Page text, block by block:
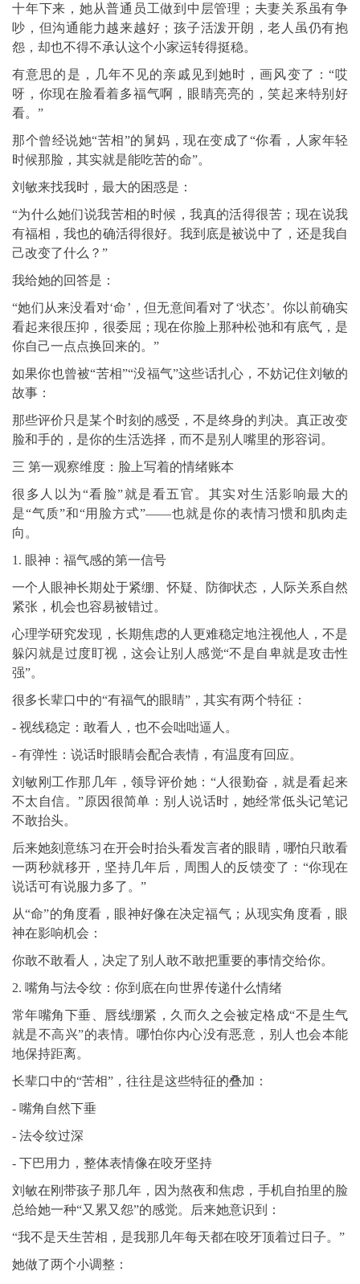
十年下来，她从普通员工做到中层管理；夫妻关系虽有争
吵，但沟通能力越来越好；孩子活泼开朗，老人虽仍有抱
怨，却也不得不承认这个小家运转得挺稳。
有意思的是，几年不见的亲戚见到她时，画风变了：“哎
呀，你现在脸看着多福气啊，眼睛亮亮的，笑起来特别好
看。”
那个曾经说她“苦相”的舅妈，现在变成了“你看，人家年轻
时候那脸，其实就是能吃苦的命”。
刘敏来找我时，最大的困惑是：
“为什么她们说我苦相的时候，我真的活得很苦；现在说我
有福相，我也的确活得很好。我到底是被说中了，还是我自
己改变了什么？”
我给她的回答是：
“她们从来没看对‘命’，但无意间看对了‘状态’。你以前确实
看起来很压抑，很委屈；现在你脸上那种松弛和有底气，是
你自己一点点换回来的。”
如果你也曾被“苦相”“没福气”这些话扎心，不妨记住刘敏的
故事：
那些评价只是某个时刻的感受，不是终身的判决。真正改变
脸和手的，是你的生活选择，而不是别人嘴里的形容词。
三 第一观察维度：脸上写着的情绪账本
很多人以为“看脸”就是看五官。其实对生活影响最大的
是“气质”和“用脸方式”——也就是你的表情习惯和肌肉走
向。
1. 眼神：福气感的第一信号
一个人眼神长期处于紧绷、怀疑、防御状态，人际关系自然
紧张，机会也容易被错过。
心理学研究发现，长期焦虑的人更难稳定地注视他人，不是
躲闪就是过度盯视，这会让别人感觉“不是自卑就是攻击性
强”。
很多长辈口中的“有福气的眼睛”，其实有两个特征：
- 视线稳定：敢看人，也不会咄咄逼人。
- 有弹性：说话时眼睛会配合表情，有温度有回应。
刘敏刚工作那几年，领导评价她：“人很勤奋，就是看起来
不太自信。”原因很简单：别人说话时，她经常低头记笔记
不敢抬头。
后来她刻意练习在开会时抬头看发言者的眼睛，哪怕只敢看
一两秒就移开，坚持几年后，周围人的反馈变了：“你现在
说话可有说服力多了。”
从“命”的角度看，眼神好像在决定福气；从现实角度看，眼
神在影响机会：
你敢不敢看人，决定了别人敢不敢把重要的事情交给你。
2. 嘴角与法令纹：你到底在向世界传递什么情绪
常年嘴角下垂、唇线绷紧，久而久之会被定格成“不是生气
就是不高兴”的表情。哪怕你内心没有恶意，别人也会本能
地保持距离。
长辈口中的“苦相”，往往是这些特征的叠加：
- 嘴角自然下垂
- 法令纹过深
- 下巴用力，整体表情像在咬牙坚持
刘敏在刚带孩子那几年，因为熬夜和焦虑，手机自拍里的脸
总给她一种“又累又怨”的感觉。后来她意识到：
“我不是天生苦相，是我那几年每天都在咬牙顶着过日子。”
她做了两个小调整：